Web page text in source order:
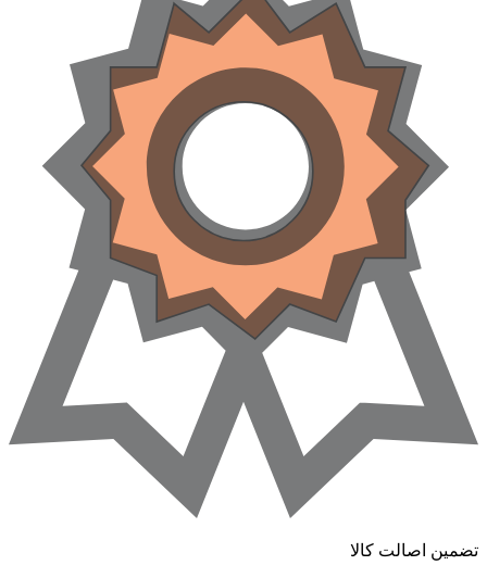
اصالت کالا